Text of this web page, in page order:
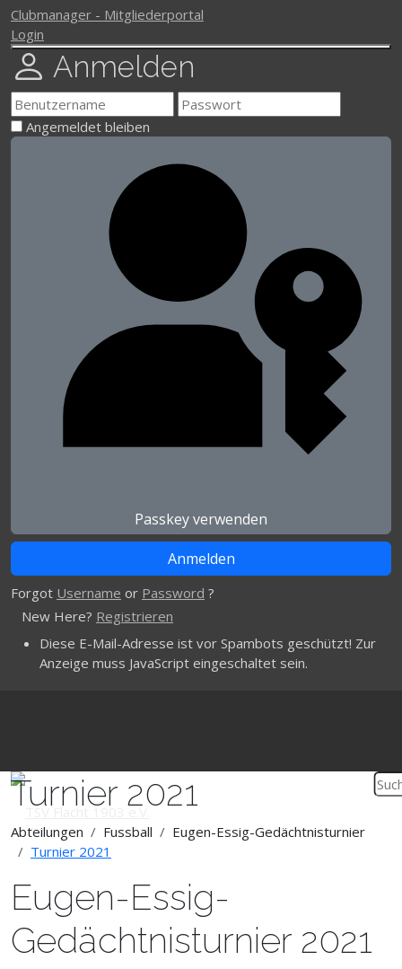
Clubmanager - Mitgliederportal
Login
Anmelden
Angemeldet bleiben
Passkey verwenden
Forgot Username or Password ?
New Here? Registrieren
Diese E-Mail-Adresse ist vor Spambots geschützt! Zur
Anzeige muss JavaScript eingeschaltet sein.
Turnier 2021
Abteilungen Fussball
Eugen-Essig-Gedächtnisturnier
Turnier 2021
Eugen-Essig-
Gedächtnisturnier 2021